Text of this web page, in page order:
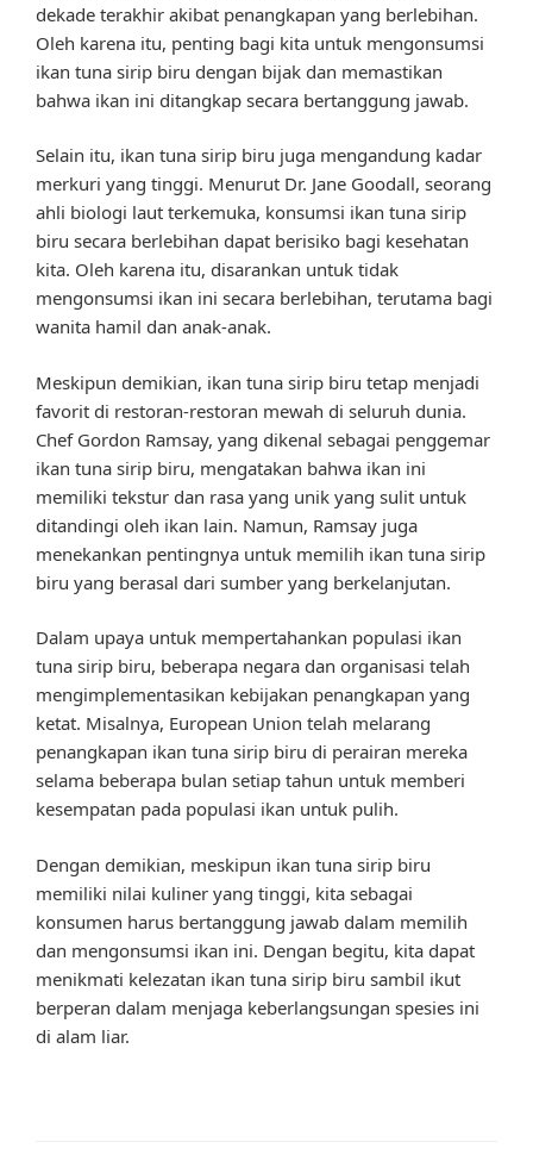
dekade terakhir akibat penangkapan yang berlebihan.
Oleh karena itu, penting bagi kita untuk mengonsumsi
ikan tuna sirip biru dengan bijak dan memastikan
bahwa ikan ini ditangkap secara bertanggung jawab.
Selain itu, ikan tuna sirip biru juga mengandung kadar
merkuri yang tinggi. Menurut Dr. Jane Goodall, seorang
ahli biologi laut terkemuka, konsumsi ikan tuna sirip
biru secara berlebihan dapat berisiko bagi kesehatan
kita. Oleh karena itu, disarankan untuk tidak
mengonsumsi ikan ini secara berlebihan, terutama bagi
wanita hamil dan anak-anak.
Meskipun demikian, ikan tuna sirip biru tetap menjadi
favorit di restoran-restoran mewah di seluruh dunia.
Chef Gordon Ramsay, yang dikenal sebagai penggemar
ikan tuna sirip biru, mengatakan bahwa ikan ini
memiliki tekstur dan rasa yang unik yang sulit untuk
ditandingi oleh ikan lain. Namun, Ramsay juga
menekankan pentingnya untuk memilih ikan tuna sirip
biru yang berasal dari sumber yang berkelanjutan.
Dalam upaya untuk mempertahankan populasi ikan
tuna sirip biru, beberapa negara dan organisasi telah
mengimplementasikan kebijakan penangkapan yang
ketat. Misalnya, European Union telah melarang
penangkapan ikan tuna sirip biru di perairan mereka
selama beberapa bulan setiap tahun untuk memberi
kesempatan pada populasi ikan untuk pulih.
Dengan demikian, meskipun ikan tuna sirip biru
memiliki nilai kuliner yang tinggi, kita sebagai
konsumen harus bertanggung jawab dalam memilih
dan mengonsumsi ikan ini. Dengan begitu, kita dapat
menikmati kelezatan ikan tuna sirip biru sambil ikut
berperan dalam menjaga keberlangsungan spesies ini
di alam liar.